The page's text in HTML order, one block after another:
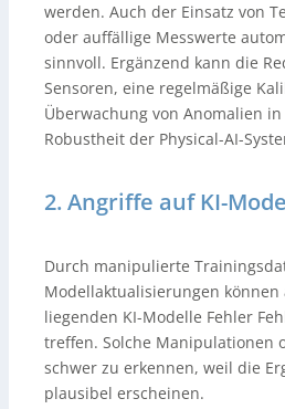
werden. Auch der Einsatz von
oder auffällige Messwerte
sinnvoll. Ergänzend kann die
Sensoren, eine regelmäßige
Überwachung von Anomalien
Robustheit der Physical-AI-
2. Angriffe auf KI-
Durch manipulierte
Modellaktualisierungen
liegenden KI-Modelle Fehler
treffen. Solche Manipulationen
schwer zu erkennen, weil die
plausibel erscheinen.